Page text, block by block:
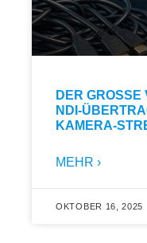
DER GROSSE
DI-
AMERA-
MEHR ›
OKTOBER 16, 2025